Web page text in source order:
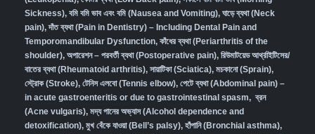
Sickness), বমি বমি ভাব এবং বমি (Nausea and Vomiting), ঘাড়ে ব্যথা (Neck
pain),দাঁত ব্যথা (Pain in Dentistry) – Including Dental Pain and
Temporomandibular Dysfunction, কাঁধের ব্যথা (Periarthritis of the
shoulder), অপারেশন – পরবর্তী ব্যথা (Postoperative pain), রিউমাটয়েড আর্থ্রাইটিসের/
বাতের ব্যথা (Rheumatoid arthritis), সায়াটিকা (Sciatica), মচকানো (Sprain),
স্ট্রোক (Stroke), টেনিস এলবো (Tennis elbow), পেটে ব্যথা (Abdominal pain) –
in acute gastroenteritis or due to gastrointestinal spasm, ব্রন
(Acne vulgaris), মদ্য পানের অভ্যাস (Alcohol dependence and
detoxification), মুখ বেঁকে যাওয়া (Bell’s palsy), হাঁপানি (Bronchial asthma),